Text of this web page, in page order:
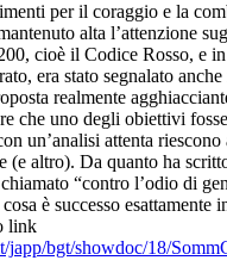
per il coraggio e la
alta l’attenzione
cioè il Codice Rosso, e
era stato segnalato
realmente
che uno degli obiettivi
un’analisi attenta
(e altro). Da quanto ha
“contro l’odio di
è successo
link
japp/bgt/showdoc/18/